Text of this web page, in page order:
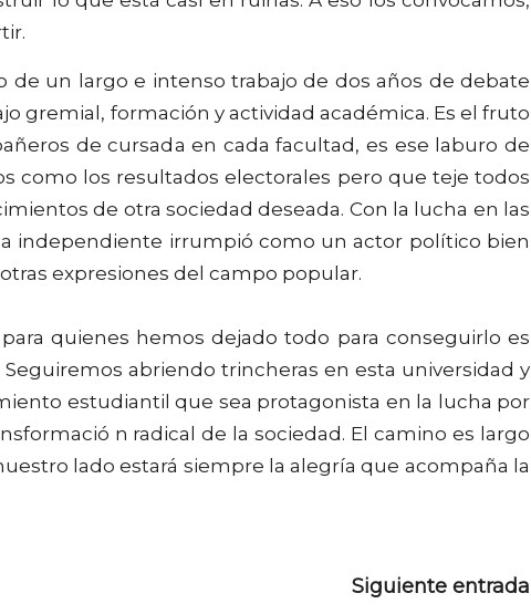
de un largo e intenso trabajo de dos años de debate
gremial, formación y actividad académica. Es el fruto
de cursada en cada facultad, es ese laburo de
como los resultados electorales pero que teje todos
de otra sociedad deseada. Con la lucha en las
independiente irrumpió como un actor político bien
expresiones del campo popular.
quienes hemos dejado todo para conseguirlo es
abriendo trincheras en esta universidad y
estudiantil que sea protagonista en la lucha por
n radical de la sociedad. El camino es largo
lado estará siempre la alegría que acompaña la
Siguiente entrada